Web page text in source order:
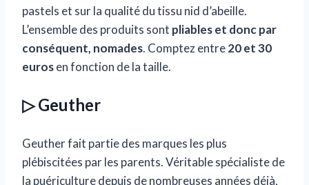
pastels et sur la qualité du tissu nid d’abeille.
L’ensemble des produits sont pliables et donc par
conséquent, nomades. Comptez entre20 et 30
eurosen fonction de la taille.
▷ Geuther
Geuther fait partie des marques les plus
plébiscitées par les parents. Véritable spécialiste de
la puériculture depuis de nombreuses années déjà,